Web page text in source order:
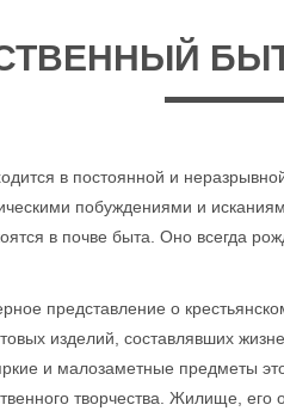
в постоянной и
побуждениями и
в почве быта. Оно всегда
представление о
изделий, составлявших
и малозаметные предметы
творчества. Жилище, его